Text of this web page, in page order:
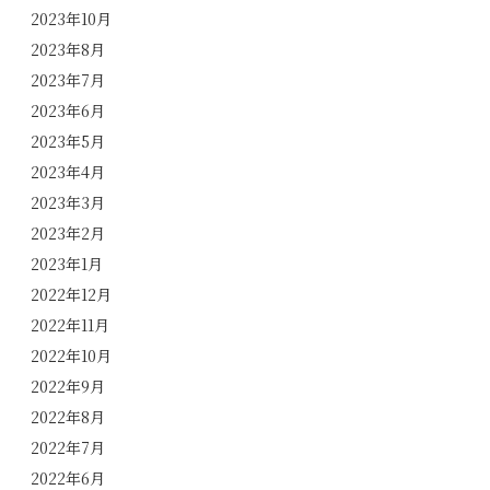
2023年10月
2023年8月
2023年7月
2023年6月
2023年5月
2023年4月
2023年3月
2023年2月
2023年1月
2022年12月
2022年11月
2022年10月
2022年9月
2022年8月
2022年7月
2022年6月